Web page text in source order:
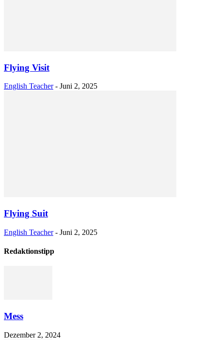
Flying Visit
English Teacher - Juni 2, 2025
Flying Suit
English Teacher - Juni 2, 2025
Redaktionstipp
Mess
Dezember 2, 2024